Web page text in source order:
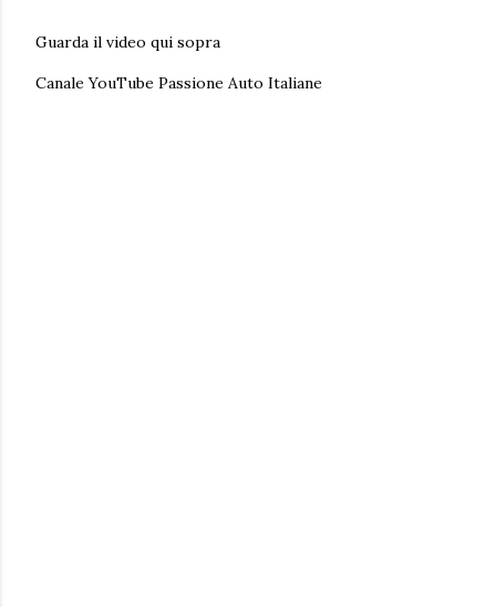
Guarda il video qui sopra
Canale YouTube Passione Auto Italiane